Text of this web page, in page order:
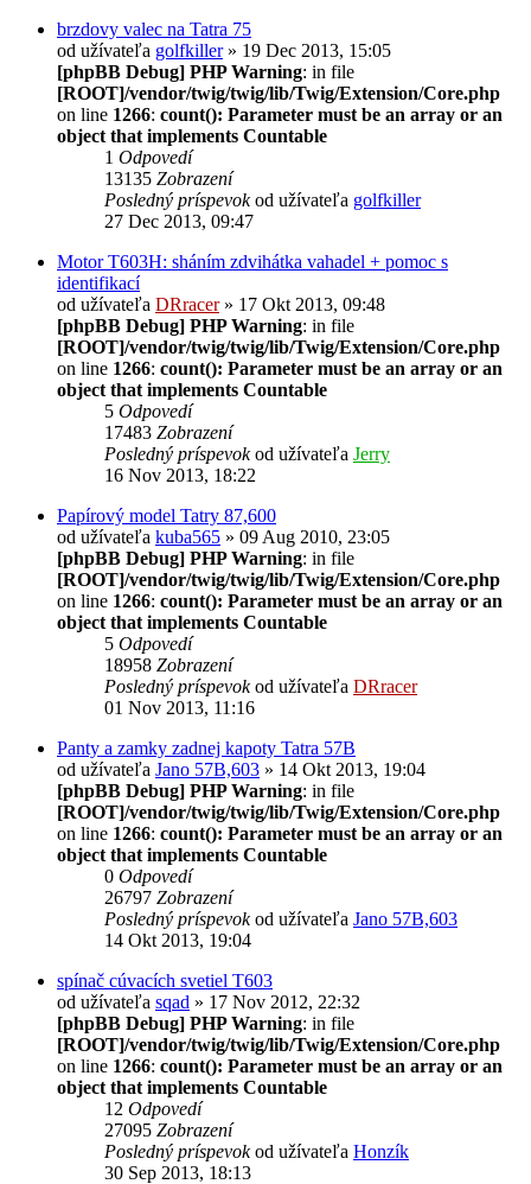
brzdovy valec na Tatra 75
od užívateľa golfkiller» 19 Dec 2013, 15:05
[phpBB Debug] PHP Warning: in file
[ROOT]/vendor/twig/twig/lib/Twig/Extension/Core.php
on line 1266: count(): Parameter must be an array or an
object that implements Countable
1 Odpovedí
13135 Zobrazení
Posledný príspevokod užívateľa golfkiller
27 Dec 2013, 09:47
Motor T603H: sháním zdvihátka vahadel + pomoc s
identifikací
od užívateľa DRracer» 17 Okt 2013, 09:48
[phpBB Debug] PHP Warning: in file
[ROOT]/vendor/twig/twig/lib/Twig/Extension/Core.php
on line 1266: count(): Parameter must be an array or an
object that implements Countable
5 Odpovedí
17483 Zobrazení
Posledný príspevokod užívateľa Jerry
16 Nov 2013, 18:22
Papírový model Tatry 87,600
od užívateľa kuba565 » 09 Aug 2010, 23:05
[phpBB Debug] PHP Warning: in file
[ROOT]/vendor/twig/twig/lib/Twig/Extension/Core.php
on line 1266: count(): Parameter must be an array or an
object that implements Countable
5 Odpovedí
18958 Zobrazení
Posledný príspevokod užívateľa DRracer
01 Nov 2013, 11:16
Panty a zamky zadnej kapoty Tatra 57B
od užívateľa Jano 57B,603 » 14 Okt 2013, 19:04
[phpBB Debug] PHP Warning: in file
[ROOT]/vendor/twig/twig/lib/Twig/Extension/Core.php
on line 1266: count(): Parameter must be an array or an
object that implements Countable
0 Odpovedí
26797 Zobrazení
Posledný príspevokod užívateľa Jano 57B,603
14 Okt 2013, 19:04
spínač cúvacích svetiel T603
od užívateľa sqad » 17 Nov 2012, 22:32
[phpBB Debug] PHP Warning: in file
[ROOT]/vendor/twig/twig/lib/Twig/Extension/Core.php
on line 1266: count(): Parameter must be an array or an
object that implements Countable
12 Odpovedí
27095 Zobrazení
Posledný príspevokod užívateľa Honzík
30 Sep 2013, 18:13